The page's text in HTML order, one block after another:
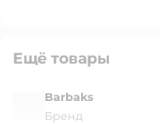
Ещё товары
Barbaks
Бренд